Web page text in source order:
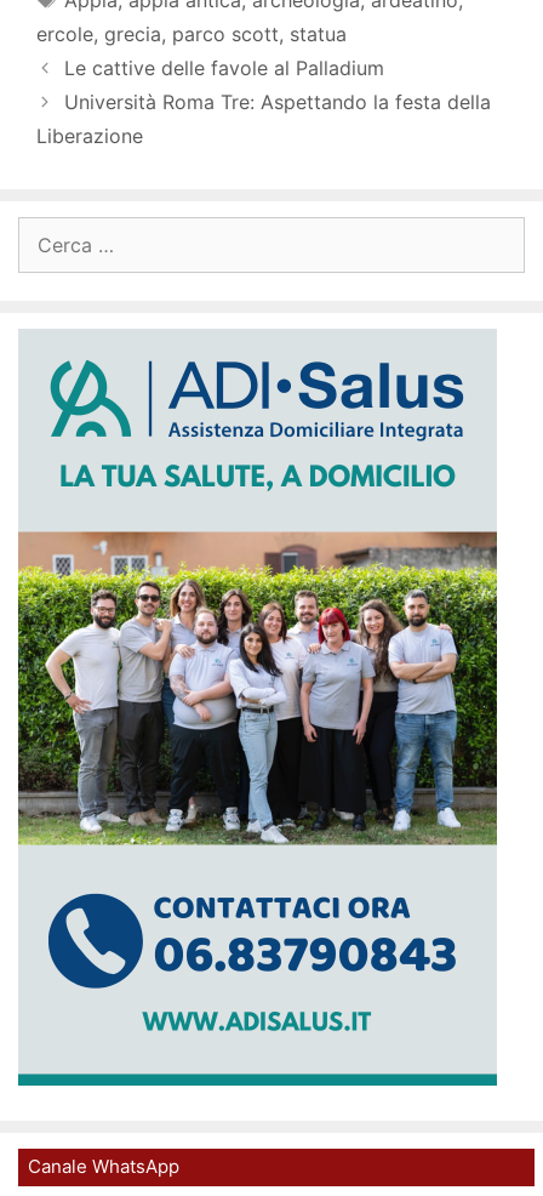
ercole, grecia, parco scott, statua
Le cattive delle favole al Palladium
Università Roma Tre: Aspettando la festa della
Liberazione
per:
Canale WhatsApp